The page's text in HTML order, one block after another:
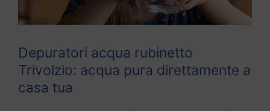
Depuratori acqua rubinetto
Trivolzio: acqua pura direttamente a
casa tua